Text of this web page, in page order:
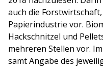
auch die
Papierindustrie vor.
Hackschnitzel und
mehreren Stellen vor.
samt Angabe des